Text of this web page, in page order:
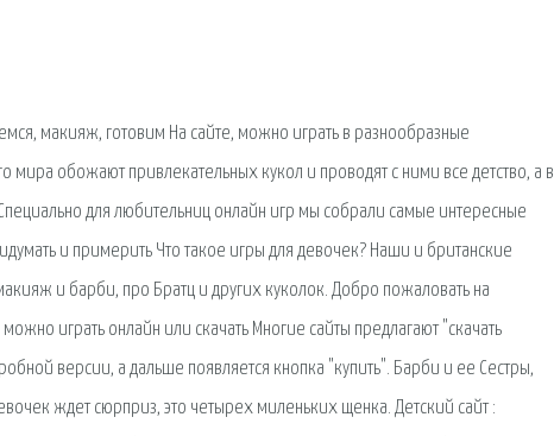
макияж, готовим На сайте, можно играть в разнообразные
мира обожают привлекательных кукол и проводят с ними все детство, а в
для любительниц онлайн игр мы собрали самые интересные
и примерить Что такое игры для девочек? Наши и британские
и барби, про Братц и других куколок. Добро пожаловать на
играть онлайн или скачать Многие сайты предлагают "скачать
версии, а дальше появляется кнопка "купить". Барби и ее Сестры,
ждет сюрприз, это четырех миленьких щенка. Детский сайт :